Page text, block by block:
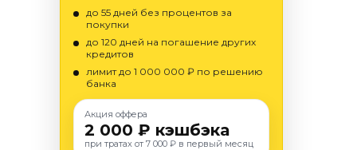
до 55 дней без процентов за
покупки
до 120 дней на погашение других
кредитов
лимит до 1 000 000 ₽ по решению
банка
Акция оффера
2 000 ₽ кэшбэка
при тратах от 7 000 ₽ в первый месяц